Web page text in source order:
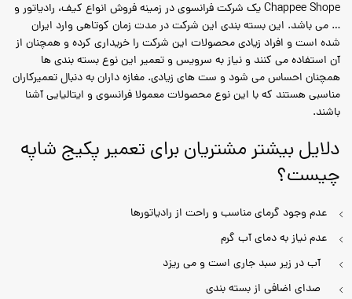
Chappee Shope یک شرکت فرانسوی در زمینه فروش انواع کیف، رادیاتور و
… می باشد. این بسته بندی این شرکت در مدت زمان کوتاهی وارد ایران
شده است و افراد زیادی محصولات این شرکت را خریداری کرده و همچنان از
آن استفاده می کنند و نیاز به سرویس و تعمیر این نوع بسته بندی ها
همچنان احساس می شود و ست های زیادی. مغازه داران به دنبال تعمیرکاران
مناسبی هستند که با این نوع محصولات معمولا فرانسوی و ایتالیایی آشنا
باشند.
دلایل بیشتر مشتریان برای تعمیر پکیج شاپه
چیست؟
عدم وجود گرمای مناسب و راحت از رادیاتورها
عدم نیاز به دمای آب گرم
آب در زیر سبد جاری است و می ریزد
صدای اضافی از بسته بندی